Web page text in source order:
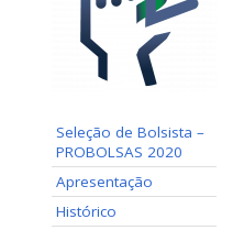
Seleção de Bolsista –
PROBOLSAS 2020
Apresentação
Histórico